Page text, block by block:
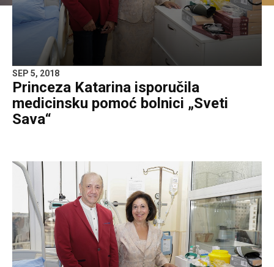
SEP 5, 2018
Princeza Katarina isporučila
medicinsku pomoć bolnici „Sveti
Sava“